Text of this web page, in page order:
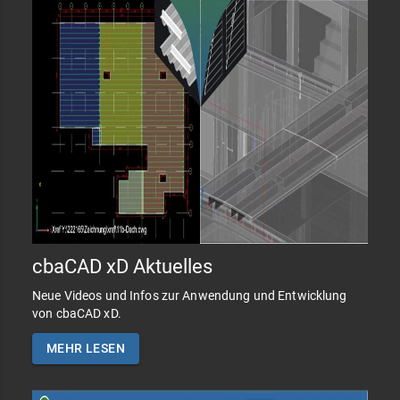
cbaCAD xD Aktuelles
Neue Videos und Infos zur Anwendung und Entwicklung
von cbaCAD xD.
MEHR LESEN